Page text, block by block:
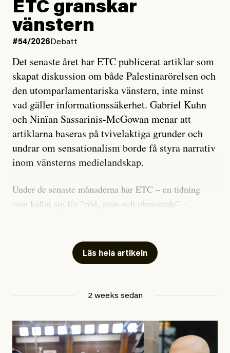
ETC granskar
vänstern
#54/2026Debatt
Det senaste året har ETC publicerat artiklar som
skapat diskussion om både Palestinarörelsen och
den utomparlamentariska vänstern, inte minst
vad gäller informationssäkerhet. Gabriel Kuhn
och Ninïan Sassarinis-McGowan menar att
artiklarna baseras på tvivelaktiga grunder och
undrar om sensationalism borde få styra narrativ
inom vänsterns medielandskap.
Under de senaste månaderna har ETC – en tidning
som kallar sig för ”röd, grön och oberoende” –
skriver för? Vad betyder det att vara en ”röd, grön och
oberoende” tidning? Och vad är egentligen bra
utpekas som israelisk infiltratör”. Enligt ingressen
handlar artikeln om en person vars ”bakgrund skapar
Läs hela artikeln
2 weeks sedan